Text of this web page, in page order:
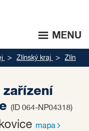
MENU
Zlínský kraj Zlín
zařízení
(ID 064-NP04318)
mapa